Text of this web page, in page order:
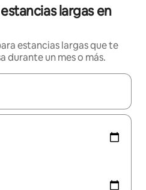
largas en
estancias largas que te
durante un mes o más.
disponibles, podrás navegar